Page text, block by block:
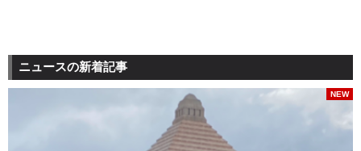
ニュースの新着記事
NEW